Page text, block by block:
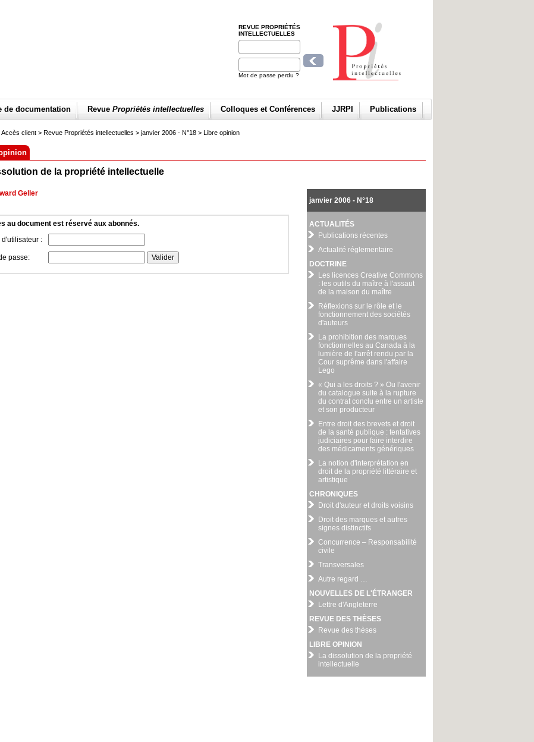
REVUE PROPRIÉTÉS
INTELLECTUELLES
Mot de passe perdu ?
de documentation Revue Propriétés intellectuelles Colloques et Conférences JJRPI Publications
Accès client > Revue Propriétés intellectuelles > janvier 2006 - N°18 > Libre opinion
de la propriété intellectuelle
Geller
au document est réservé aux abonnés.
d'utilisateur :
passe:
janvier 2006 - N°18
ACTUALITÉS
Publications récentes
Actualité réglementaire
DOCTRINE
Les licences Creative Commons
: les outils du maître à l'assaut
de la maison du maître
Réflexions sur le rôle et le
fonctionnement des sociétés
d'auteurs
La prohibition des marques
fonctionnelles au Canada à la
lumière de l'arrêt rendu par la
Cour suprême dans l'affaire
Lego
« Qui a les droits ? » Ou l'avenir
du catalogue suite à la rupture
du contrat conclu entre un artiste
et son producteur
Entre droit des brevets et droit
de la santé publique : tentatives
judiciaires pour faire interdire
des médicaments génériques
La notion d'interprétation en
droit de la propriété littéraire et
artistique
CHRONIQUES
Droit d'auteur et droits voisins
Droit des marques et autres
signes distinctifs
Concurrence – Responsabilité
civile
Transversales
Autre regard …
NOUVELLES DE L'ÉTRANGER
Lettre d'Angleterre
REVUE DES THÈSES
Revue des thèses
LIBRE OPINION
La dissolution de la propriété
intellectuelle